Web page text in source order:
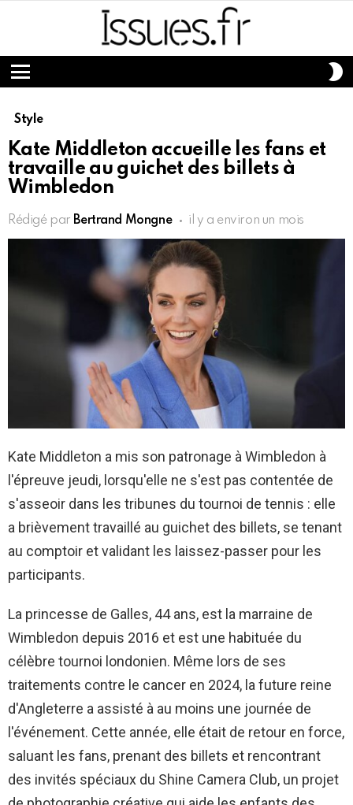
Menu
Style
Kate Middleton accueille les fans et
travaille au guichet des billets à
Wimbledon
Rédigé par Bertrand Mongne il y a environ un mois
Kate Middleton a mis son patronage à Wimbledon à
l'épreuve jeudi, lorsqu'elle ne s'est pas contentée de
s'asseoir dans les tribunes du tournoi de tennis : elle
a brièvement travaillé au guichet des billets, se tenant
au comptoir et validant les laissez-passer pour les
participants.
La princesse de Galles, 44 ans, est la marraine de
Wimbledon depuis 2016 et est une habituée du
célèbre tournoi londonien. Même lors de ses
traitements contre le cancer en 2024, la future reine
d'Angleterre a assisté à au moins une journée de
l'événement. Cette année, elle était de retour en force,
saluant les fans, prenant des billets et rencontrant
des invités spéciaux du Shine Camera Club, un projet